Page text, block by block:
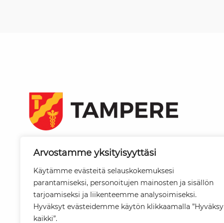
Arvostamme yksityisyyttäsi
Käytämme evästeitä selauskokemuksesi
parantamiseksi, personoitujen mainosten ja sisällön
tarjoamiseksi ja liikenteemme analysoimiseksi.
Hyväksyt evästeidemme käytön klikkaamalla ”Hyväksy
kaikki”.
PL 487
33101 Tampere
Vaihde
03 565 611